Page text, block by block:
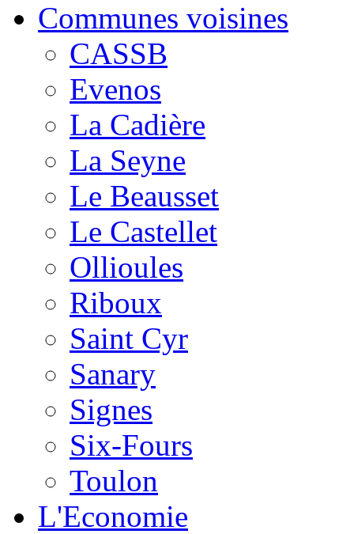
Communes voisines
CASSB
Evenos
La Cadière
La Seyne
Le Beausset
Le Castellet
Ollioules
Riboux
Saint Cyr
Sanary
Signes
Six-Fours
Toulon
L'Economie